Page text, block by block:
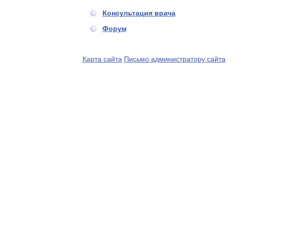
Консультация врача
Форум
Карта сайта Письмо администратору сайта